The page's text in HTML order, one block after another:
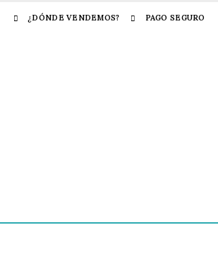
¿DÓNDE VENDEMOS? PAGO SEGURO